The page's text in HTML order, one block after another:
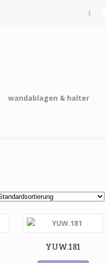
wandablagen & halter
YUW.181